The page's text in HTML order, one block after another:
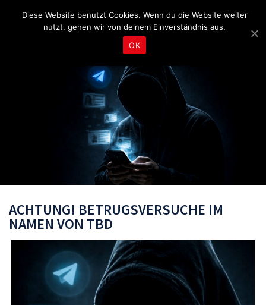
ACHTUNG! BETRUGSVERSUCHE IM
NAMEN VON TBD
Diese Website benutzt Cookies. Wenn du die Website weiter
nutzt, gehen wir von deinem Einverständnis aus.
OK